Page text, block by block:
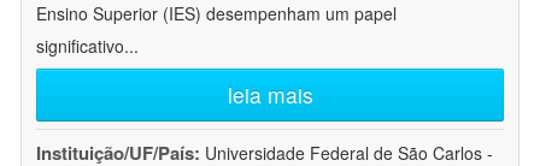
Ensino Superior (IES) desempenham um papel
significativo...
leia mais
Instituição/UF/País: Universidade Federal de São Carlos -